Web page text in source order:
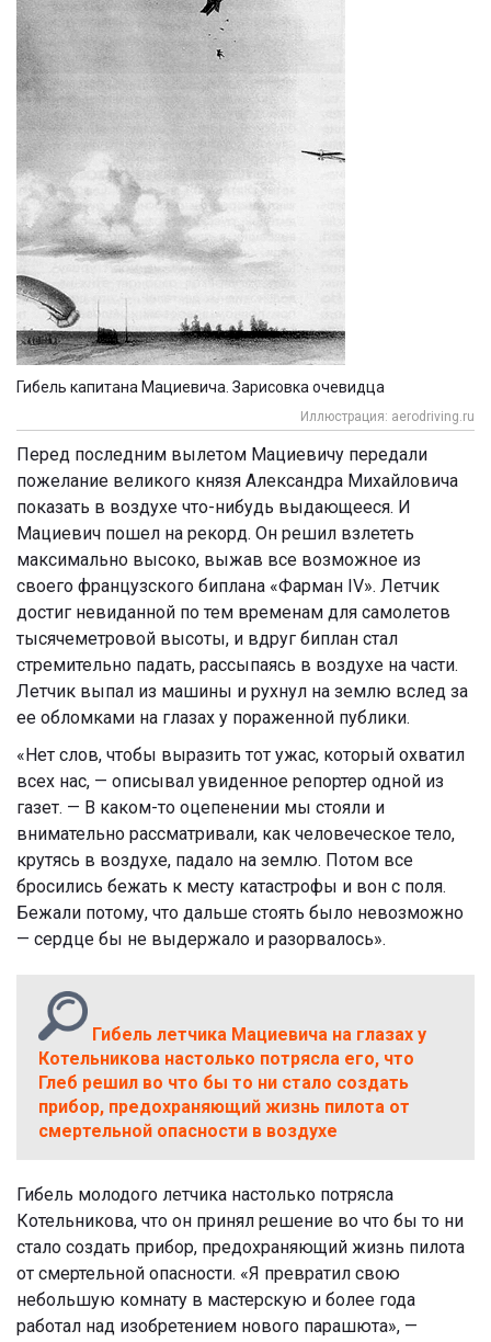
Гибель капитана Мациевича. Зарисовка очевидца
Иллюстрация: aerodriving.ru
Перед последним вылетом Мациевичу передали
пожелание великого князя Александра Михайловича
показать в воздухе что-нибудь выдающееся. И
Мациевич пошел на рекорд. Он решил взлететь
максимально высоко, выжав все возможное из
своего французского биплана «Фарман IV». Летчик
достиг невиданной по тем временам для самолетов
тысячеметровой высоты, и вдруг биплан стал
стремительно падать, рассыпаясь в воздухе на части.
Летчик выпал из машины и рухнул на землю вслед за
ее обломками на глазах у пораженной публики.
«Нет слов, чтобы выразить тот ужас, который охватил
всех нас, — описывал увиденное репортер одной из
газет. — В каком-то оцепенении мы стояли и
внимательно рассматривали, как человеческое тело,
крутясь в воздухе, падало на землю. Потом все
бросились бежать к месту катастрофы и вон с поля.
Бежали потому, что дальше стоять было невозможно
— сердце бы не выдержало и разорвалось».
Гибель летчика Мациевича на глазах у
Котельникова настолько потрясла его, что
Глеб решил во что бы то ни стало создать
прибор, предохраняющий жизнь пилота от
смертельной опасности в воздухе
Гибель молодого летчика настолько потрясла
Котельникова, что он принял решение во что бы то ни
стало создать прибор, предохраняющий жизнь пилота
от смертельной опасности. «Я превратил свою
небольшую комнату в мастерскую и более года
работал над изобретением нового парашюта», —